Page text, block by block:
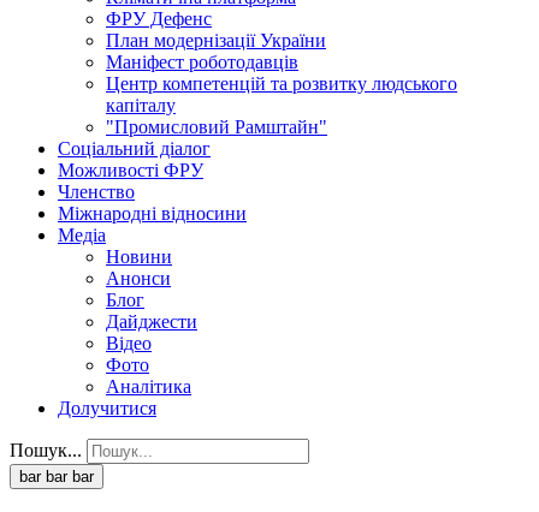
ФРУ Дефенс
План модернізації України
Маніфест роботодавців
Центр компетенцій та розвитку людського
капіталу
"Промисловий Рамштайн"
Соціальний діалог
Можливості ФРУ
Членство
Міжнародні відносини
Медіа
Новини
Анонси
Блог
Дайджести
Відео
Фото
Аналітика
Долучитися
Пошук...
bar bar bar